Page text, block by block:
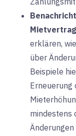
erklären,
über
Beispiele
Erneuerung
mindestens